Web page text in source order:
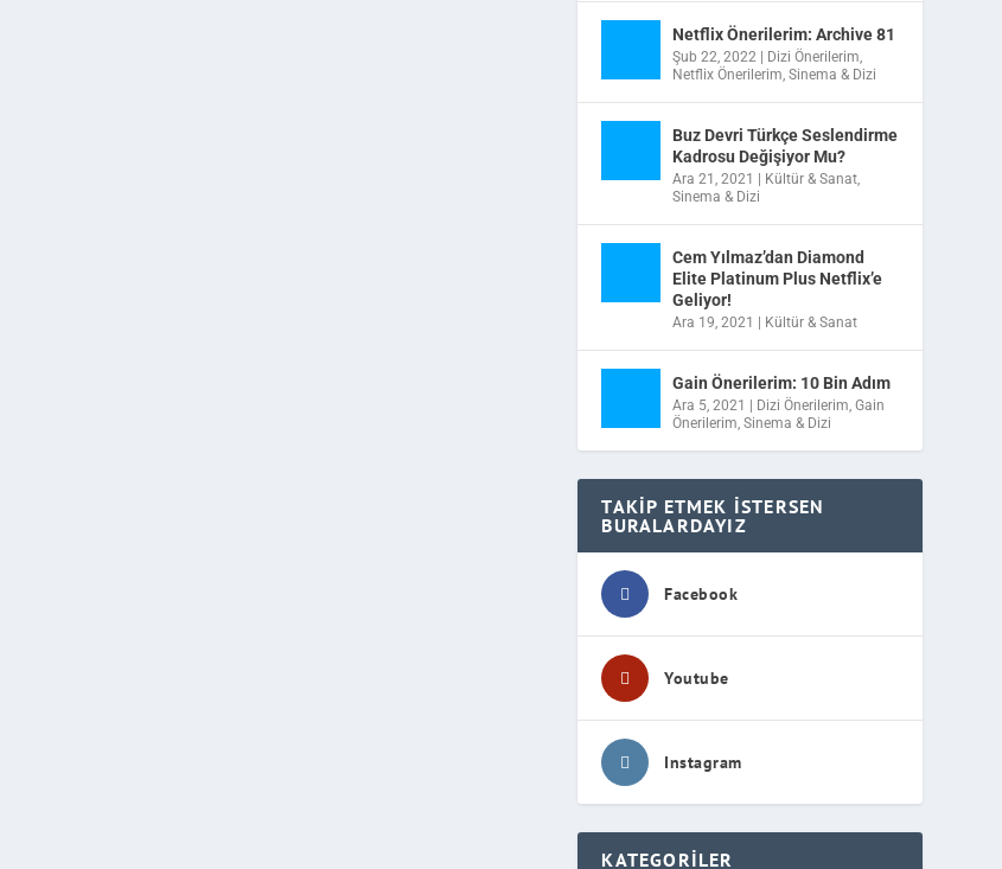
Netflix Önerilerim: Archive 81
Şub 22, 2022 Dizi Önerilerim,
Netflix Önerilerim,Sinema & Dizi
Buz Devri Türkçe Seslendirme
Kadrosu Değişiyor Mu?
Ara 21, 2021 Kültür & Sanat,
Sinema & Dizi
Cem Yılmaz’dan Diamond
Elite Platinum Plus Netflix’e
Geliyor!
Ara 19, 2021 Kültür & Sanat
Gain Önerilerim: 10 Bin Adım
Ara 5, 2021 Dizi Önerilerim,Gain
Önerilerim,Sinema & Dizi
TAKIP ETMEK İSTERSEN
BURALARDAYIZ
Facebook
Youtube
Instagram
KATEGORILER